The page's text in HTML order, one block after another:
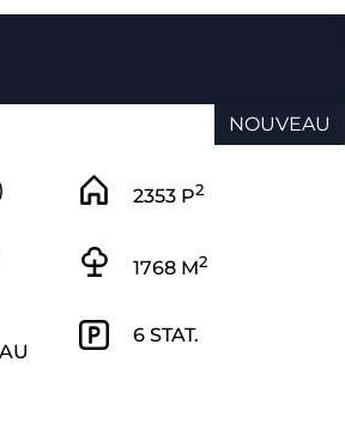
2353 P2
1768 M2
6 STAT.
NOUVEAU